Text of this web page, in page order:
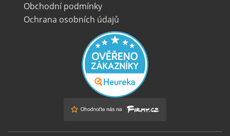
Obchodní podmínky
Ochrana osobních údajů